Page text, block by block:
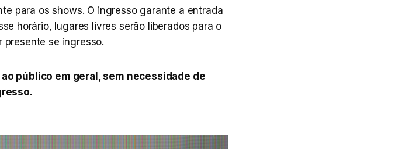
para os shows. O ingresso garante a entrada
horário, lugares livres serão liberados para o
presente se ingresso.
público em geral, sem necessidade de